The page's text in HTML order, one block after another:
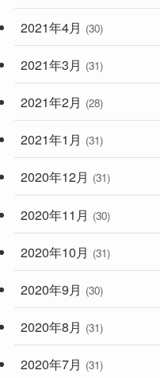
2021年4月 (30)
2021年3月 (31)
2021年2月 (28)
2021年1月 (31)
2020年12月 (31)
2020年11月 (30)
2020年10月 (31)
2020年9月 (30)
2020年8月 (31)
2020年7月 (31)